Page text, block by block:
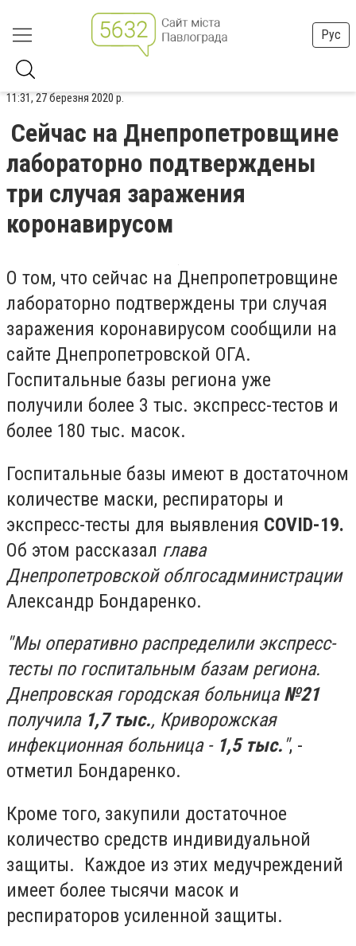
Рус
11:31, 27 березня 2020 р.
Сейчас на Днепропетровщине
лабораторно подтверждены
три случая заражения
коронавирусом
О том, что сейчас на Днепропетровщине
лабораторно подтверждены три случая
заражения коронавирусом сообщили на
сайте Днепропетровской ОГА.
Госпитальные базы региона уже
получили более 3 тыс. экспресс-тестов и
более 180 тыс. масок.
Госпитальные базы имеют в достаточном
количестве маски, респираторы и
экспресс-тесты для выявления COVID-19.
Об этом рассказал глава
Днепропетровской облгосадминистрации
Александр Бондаренко.
"Мы оперативно распределили экспресс-
тесты по госпитальным базам региона.
Днепровская городская больница№21
получила 1,7 тыс., Криворожская
инфекционная больница - 1,5 тыс.", -
отметил Бондаренко.
Кроме того, закупили достаточное
количество средств индивидуальной
защиты. Каждое из этих медучреждений
имеет более тысячи масок и
респираторов усиленной защиты.